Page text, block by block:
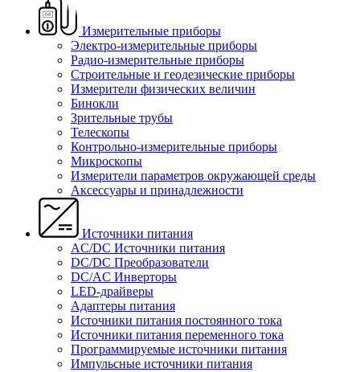
Измерительные приборы
Электро-измерительные приборы
Радио-измерительные приборы
Строительные и геодезические приборы
Измерители физических величин
Бинокли
Зрительные трубы
Телескопы
Контрольно-измерительные приборы
Микроскопы
Измерители параметров окружающей среды
Аксессуары и принадлежности
Источники питания
AC/DC Источники питания
DC/DC Преобразователи
DC/AC Инверторы
LED-драйверы
Адаптеры питания
Источники питания постоянного тока
Источники питания переменного тока
Программируемые источники питания
Импульсные источники питания